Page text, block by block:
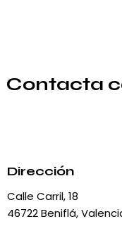
Contacta
Dirección
Calle Carril, 18
46722 Beniflá,